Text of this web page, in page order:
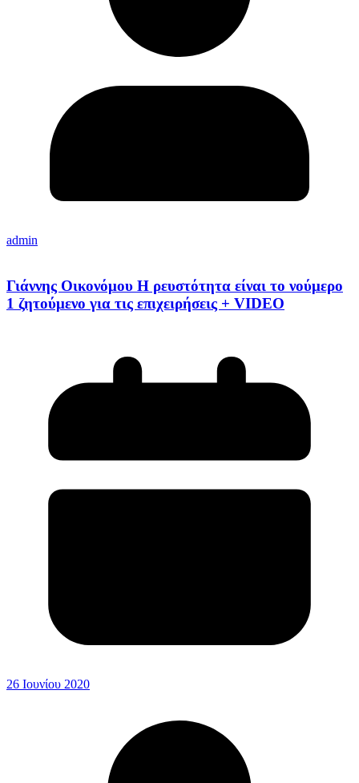
admin
Γιάννης Οικονόμου Η ρευστότητα είναι το νούμερο
1 ζητούμενο για τις επιχειρήσεις + VIDEO
26 Ιουνίου 2020